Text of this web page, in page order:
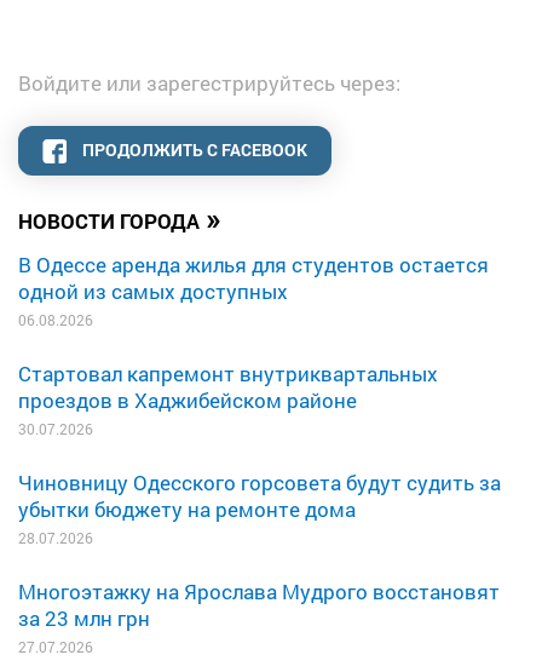
НОВОСТИ ГОРОДА »
В Одессе аренда жилья для студентов остается
одной из самых доступных
06.08.2026
Стартовал капремонт внутриквартальных
проездов в Хаджибейском районе
30.07.2026
Чиновницу Одесского горсовета будут судить за
убытки бюджету на ремонте дома
28.07.2026
Многоэтажку на Ярослава Мудрого восстановят
за 23 млн грн
27.07.2026
Войдите или зарегестрируйтесь через:
ПРОДОЛЖИТЬ С FACEBOOK